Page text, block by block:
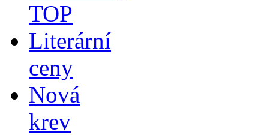
TOP
Literární
ceny
Nová
krev